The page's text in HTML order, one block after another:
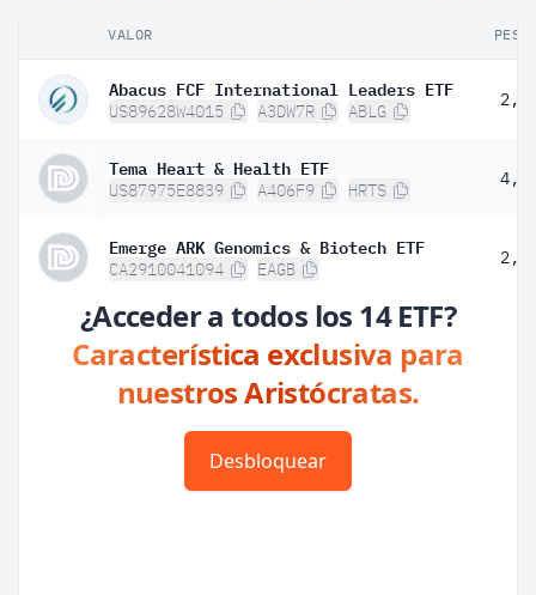
VALOR PESO
Abacus FCF International Leaders ETF
US89628W4015 A3DW7R ABLG
Tema Heart & Health ETF
US87975E8839 A406F9 HRTS
Emerge ARK Genomics & Biotech ETF
CA2910041094 EAGB
¿Acceder a todos los 14 ETF?
Característica exclusiva para
nuestros Aristócratas.
Desbloquear